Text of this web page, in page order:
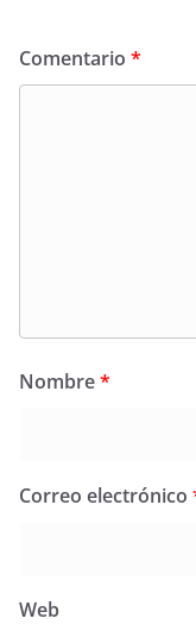
Comentario *
Nombre*
Correo electrónico
Web